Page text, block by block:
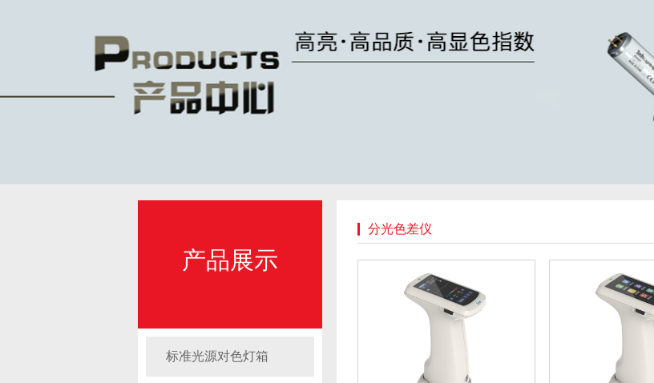
产品展示
标准光源对色灯箱
分光色差仪